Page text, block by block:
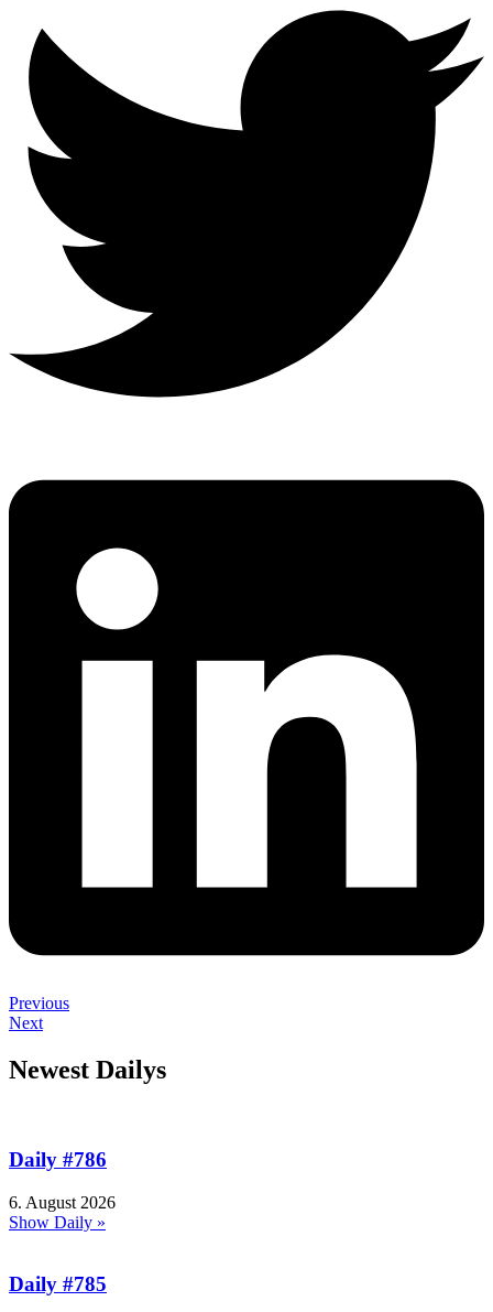
Previous
Next
Newest Dailys
Daily #786
6. August 2026
Show Daily »
Daily #785